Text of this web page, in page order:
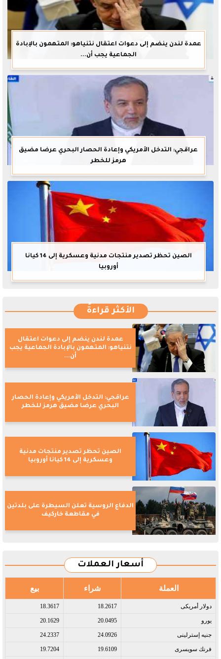
عمدة لندن ينضم إلى دعوات اعتقال نتنياهو: المتهمون بالإبادة
الجماعية يجب أن...
عراقجي: التدخل الأمريكي وإعادة الحصار البحري عرضا مضيق
هرمز للخطر
الصين تحظر تصدير منتجات مدنية وعسكرية إلى 14 كيانا
أوروبيا
الأكثر قراءةً
عمدة لندن ينضم إلى دعوات اعتقال
نتنياهو: المتهمون بالإبادة الجماعية يجب
أن...
عراقجي: التدخل الأمريكي وإعادة الحصار
البحري عرضا مضيق هرمز للخطر
الصين تحظر تصدير منتجات مدنية
وعسكرية إلى 14 كيانا أوروبيا
الدفاع الروسية تعلن السيطرة على بلدتين
في مقاطعة خاركيف
أسعار العملات
العملة شراء بيع
دولار أمريكى​ 18.2617
18.3617
يورو​ 20.0495
20.1629
جنيه إسترلينى​ 24.0926
24.2337
فرنك سويسرى​ 19.6109
19.7204